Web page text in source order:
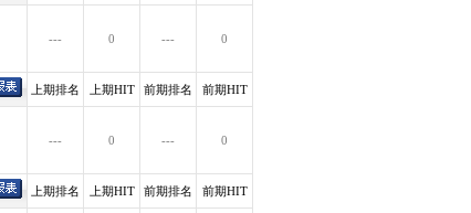
--- 0 --- 0
上期排名 上期HIT 前期排名 前期HIT
--- 0 --- 0
上期排名 上期HIT 前期排名 前期HIT